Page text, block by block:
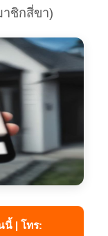
าชิกสี่ขา)
| โทร: